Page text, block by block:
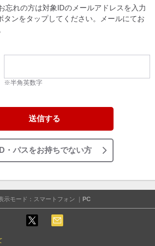
忘れの方は対象IDのメールアドレスを入力
タンをタップしてください。メールにてお
※半角英数字
送信する
ID・パスをお持ちでない方
示モード：スマートフォン ｜ PC